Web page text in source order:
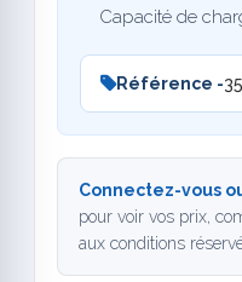
Capacité de
Référence -
Connectez-vous
pour voir vos prix,
aux conditions